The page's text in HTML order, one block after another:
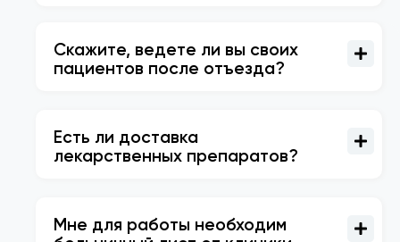
Скажите, ведете ли вы своих
пациентов после отъезда?
Есть ли доставка
лекарственных препаратов?
Мне для работы необходим